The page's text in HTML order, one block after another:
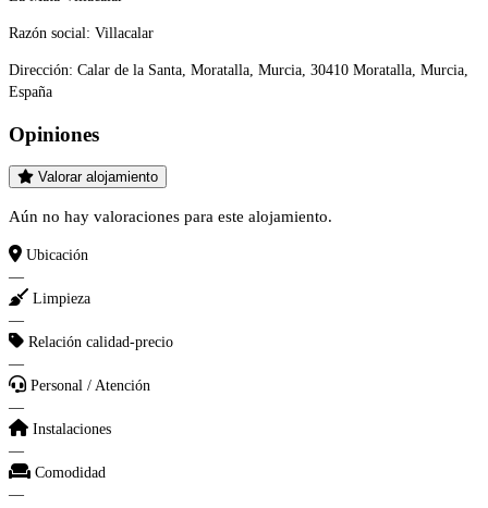
Razón social: Villacalar
Dirección: Calar de la Santa, Moratalla, Murcia, 30410 Moratalla, Murcia,
España
Opiniones
Valorar alojamiento
Aún no hay valoraciones para este alojamiento.
Ubicación
—
Limpieza
—
Relación calidad-precio
—
Personal / Atención
—
Instalaciones
—
Comodidad
—